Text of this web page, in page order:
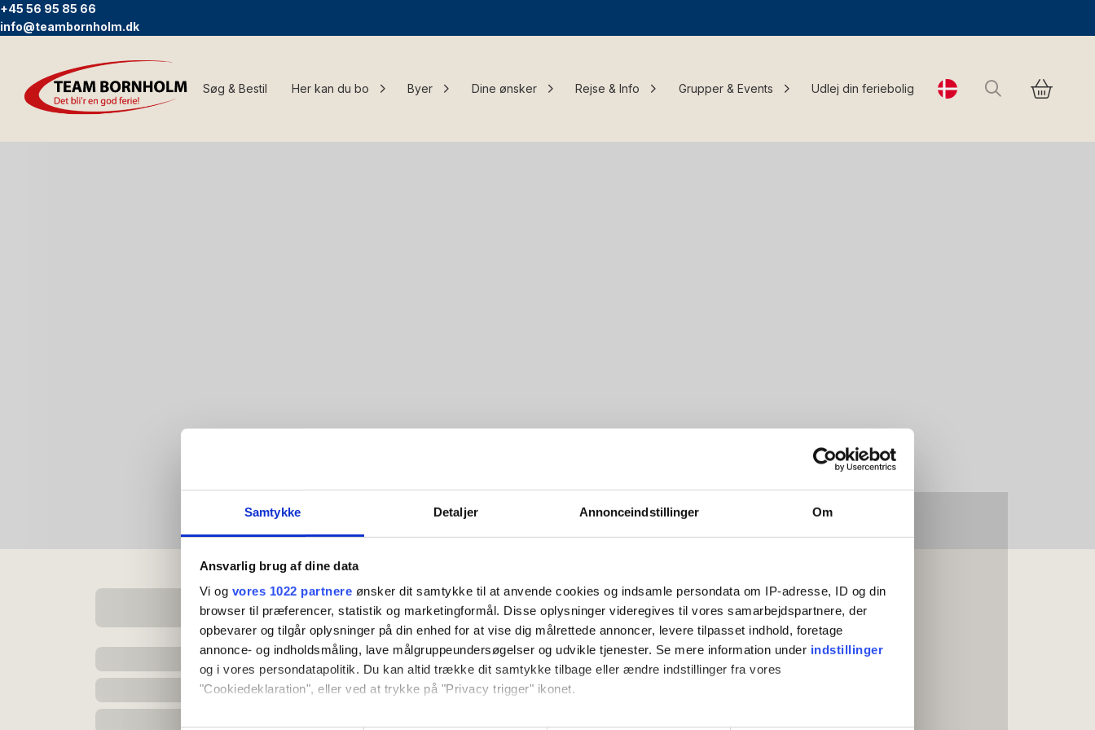
Samtykke Detaljer Annonceindstillinger Om
Ansvarlig brug af dine data
Vi og vores 1022 partnere ønsker dit samtykke til at anvende cookies og indsamle persondata om IP-adresse, ID og din
browser til præferencer, statistik og marketingformål. Disse oplysninger videregives til vores samarbejdspartnere, der
opbevarer og tilgår oplysninger på din enhed for at vise dig målrettede annoncer, levere tilpasset indhold, foretage
annonce- og indholdsmåling, lave målgruppeundersøgelser og udvikle tjenester. Se mere information under indstillinger
og i vores persondatapolitik. Du kan altid trække dit samtykke tilbage eller ændre indstillinger fra vores
"Cookiedeklaration", eller ved at trykke på "Privacy trigger" ikonet.
+45 56 95 85 66
info@teambornholm.dk
Søg & Bestil Her kan du bo Byer Dine ønsker Rejse & Info Grupper & Events Udlej din feriebolig Change language
Søg